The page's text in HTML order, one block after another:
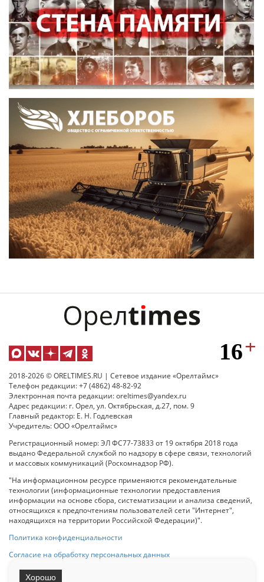
2018-2026 © ORELTIMES.RU | Сетевое издание «Орелтаймс»
Телефон редакции: +7 (4862) 48-82-92
Электронная почта редакции: oreltimes@yandex.ru
Адрес редакции: г. Орел, ул. Октябрьская, д.27, пом. 9
Главный редактор: Е. Н. Годлевская
Учредитель: ООО «Орелтаймс»
Регистрационный номер: ЭЛ ФС77-73833 от 19 октября 2018 года
выдано Федеральной службой по надзору в сфере связи, технологий
и массовых коммуникаций (Роскомнадзор РФ).
"На информационном ресурсе применяются рекомендательные
технологии (информационные технологии предоставления
информации на основе сбора, систематизации и анализа сведений,
относящихся к предпочтениям пользователей сети "Интернет",
находящихся на территории Российской Федерации)".
Политика конфиденциальности
Согласие на обработку персональных данных
Хорошо